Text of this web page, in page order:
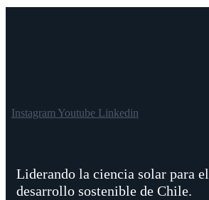
InstagramYoutube Linkedin
Liderando la ciencia solar para el
desarrollo sostenible de Chile.